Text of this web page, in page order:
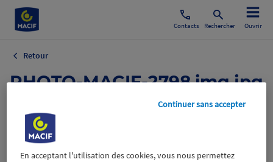
Contacts Rechercher Ouvrir
Retour
PHOTO-MACIF-2798.img.jpg
En acceptant l'utilisation des cookies, vous nous permettez
Continuer sans accepter